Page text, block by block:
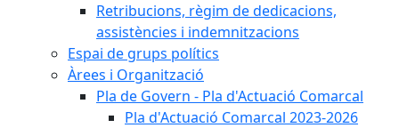
Retribucions, règim de dedicacions,
assistències i indemnitzacions
Espai de grups polítics
Àrees i Organització
Pla de Govern - Pla d'Actuació Comarcal
Pla d'Actuació Comarcal 2023-2026